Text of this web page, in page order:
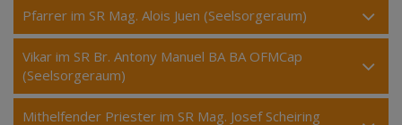
Pfarrer im SR Mag. Alois Juen (Seelsorgeraum)
Vikar im SR Br. Antony Manuel BA BA OFMCap
(Seelsorgeraum)
Mithelfender Priester im SR Mag. Josef Scheiring